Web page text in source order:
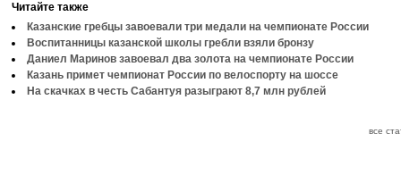
Читайте также
Казанские гребцы завоевали три медали на чемпионате России
Воспитанницы казанской школы гребли взяли бронзу
Даниел Маринов завоевал два золота на чемпионате России
Казань примет чемпионат России по велоспорту на шоссе
На скачках в честь Сабантуя разыграют 8,7 млн рублей
все